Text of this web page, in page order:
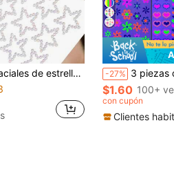
corporal, pegatinas de estrellas de cinco puntas, pegatinas creativas para álbum de fotos, decoración para actuaciones, pegatinas de cristal acrílico de strass, decoración de gemas corporales, look de concierto, gemas faciales
-27% 3 piezas de pegatinas de tatuajes temporales fluorescentes UV neón
$1.60 100+
con cupón
Clientes